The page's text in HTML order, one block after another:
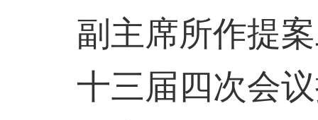
副主席所作提
十三届四次会